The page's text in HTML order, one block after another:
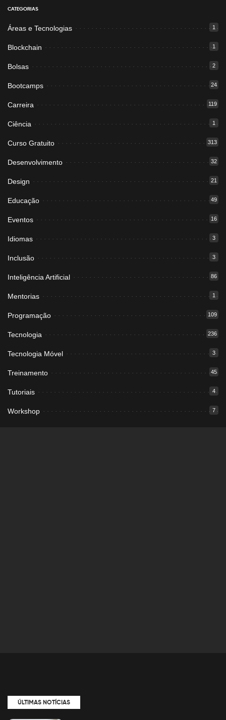
CATEGORIAS
Áreas e Tecnologias 1
Blockchain 1
Bolsas 2
Bootcamps 24
Carreira 119
Ciência 1
Curso Gratuito 313
Desenvolvimento 32
Design 21
Educação 49
Eventos 16
Idiomas 3
Inclusão 3
Inteligência Artificial 86
Mentorias 1
Programação 109
Tecnologia 236
Tecnologia Móvel 3
Treinamento 45
Tutoriais 4
Workshop 7
ÚLTIMAS NOTÍCIAS